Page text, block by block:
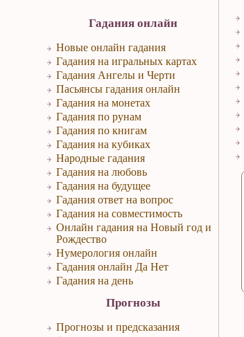
Гадания онлайн
Новые онлайн гадания
Гадания на игральных картах
Гадания Ангелы и Черти
Пасьянсы гадания онлайн
Гадания на монетах
Гадания по рунам
Гадания по книгам
Гадания на кубиках
Народные гадания
Гадания на любовь
Гадания на будущее
Гадания ответ на вопрос
Гадания на совместимость
Онлайн гадания на Новый год и
Рождество
Нумерология онлайн
Гадания онлайн Да Нет
Гадания на день
Прогнозы
Прогнозы и предсказания